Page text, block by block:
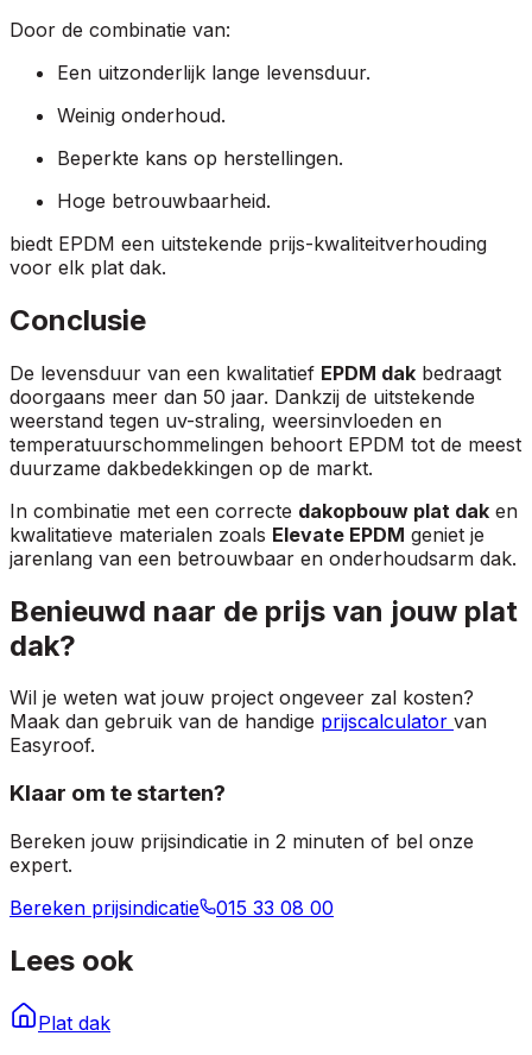
Door de combinatie van:
Een uitzonderlijk lange levensduur.
Weinig onderhoud.
Beperkte kans op herstellingen.
Hoge betrouwbaarheid.
biedt EPDM een uitstekende prijs-kwaliteitverhouding
voor elk plat dak.
Conclusie
De levensduur van een kwalitatief EPDM dak bedraagt
doorgaans meer dan 50 jaar. Dankzij de uitstekende
weerstand tegen uv-straling, weersinvloeden en
temperatuurschommelingen behoort EPDM tot de meest
duurzame dakbedekkingen op de markt.
In combinatie met een correcte dakopbouw plat dak en
kwalitatieve materialen zoals Elevate EPDM geniet je
jarenlang van een betrouwbaar en onderhoudsarm dak.
Benieuwd naar de prijs van jouw plat
dak?
Wil je weten wat jouw project ongeveer zal kosten?
Maak dan gebruik van de handige prijscalculator van
Easyroof.
Klaar om te starten?
Bereken jouw prijsindicatie in 2 minuten of bel onze
expert.
Bereken prijsindicatie
015 33 08 00
Lees ook
Plat dak